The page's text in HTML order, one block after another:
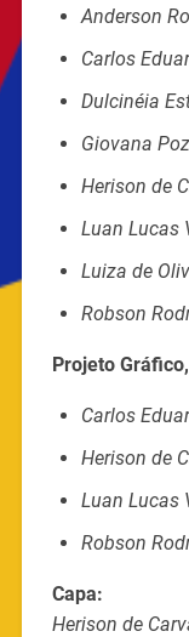
Anderson
Carlos
Dulcinéia
Giovana
Herison de
Luan Lucas
Luiza de
Robson
Projeto
Carlos
Herison de
Luan Lucas
Robson
Capa:
Herison de